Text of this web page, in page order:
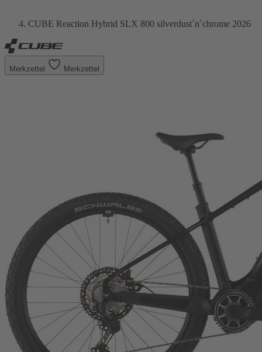
CUBE Reaction Hybrid SLX 800 silverdust´n´chrome 2026
Merkzettel Merkzettel